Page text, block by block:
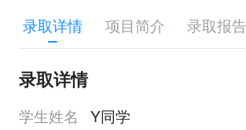
录取详情 项目简介 录取报告
录取详情
学生姓名
Y同学